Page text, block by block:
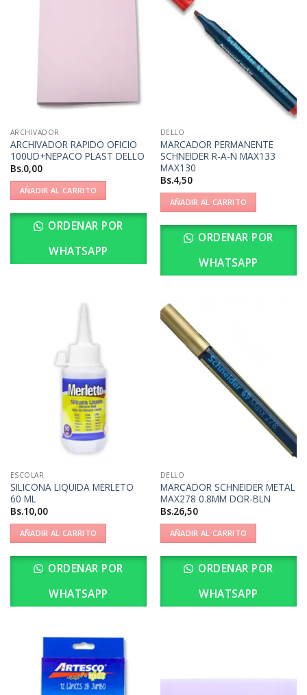
ARCHIVADOR
ARCHIVADOR RAPIDO OFICIO
100UD+NEPACO PLAST DELLO
Bs.0,00
AÑADIR AL CARRITO
ORDENAR POR
WHATSAPP
DELLO
MARCADOR PERMANENTE
SCHNEIDER R-A-N MAX133
MAX130
Bs.4,50
AÑADIR AL CARRITO
ORDENAR POR
WHATSAPP
ESCOLAR
SILICONA LIQUIDA MERLETO
60 ML
Bs.10,00
AÑADIR AL CARRITO
ORDENAR POR
WHATSAPP
DELLO
MARCADOR SCHNEIDER METAL
MAX278 0.8MM DOR-BLN
Bs.26,50
AÑADIR AL CARRITO
ORDENAR POR
WHATSAPP